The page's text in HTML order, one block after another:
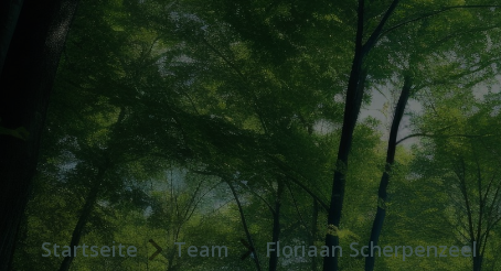
Startseite Team Floriaan Scherpenzeel